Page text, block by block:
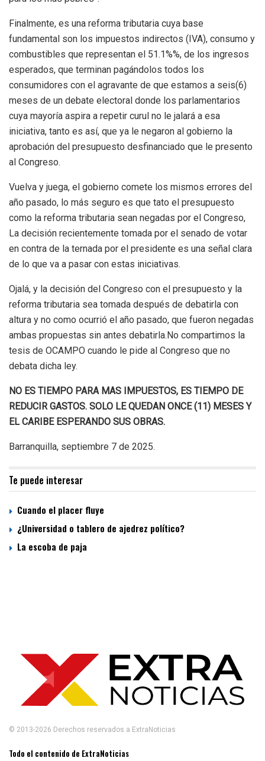
Finalmente, es una reforma tributaria cuya base
fundamental son los impuestos indirectos (IVA), consumo y
combustibles que representan el 51.1%%, de los ingresos
esperados, que terminan pagándolos todos los
consumidores con el agravante de que estamos a seis(6)
meses de un debate electoral donde los parlamentarios
cuya mayoría aspira a repetir curul no le jalará a esa
iniciativa, tanto es así, que ya le negaron al gobierno la
aprobación del presupuesto desfinanciado que le presento
al Congreso.
Vuelva y juega, el gobierno comete los mismos errores del
año pasado, lo más seguro es que tato el presupuesto
como la reforma tributaria sean negadas por el Congreso,
La decisión recientemente tomada por el senado de votar
en contra de la ternada por el presidente es una señal clara
de lo que va a pasar con estas iniciativas.
Ojalá, y la decisión del Congreso con el presupuesto y la
reforma tributaria sea tomada después de debatirla con
altura y no como ocurrió el año pasado, que fueron negadas
ambas propuestas sin antes debatirla.No compartimos la
tesis de OCAMPO cuando le pide al Congreso que no
debata dicha ley.
NO ES TIEMPO PARA MAS IMPUESTOS, ES TIEMPO DE
REDUCIR GASTOS. SOLO LE QUEDAN ONCE (11) MESESY
EL CARIBE ESPERANDO SUS OBRAS.
Barranquilla, septiembre 7 de 2025.
Te puede interesar
Cuando el placer fluye
¿Universidad o tablero de ajedrez político?
La escoba de paja
© 2013-2026 Derechos reservados a ExtraNoticias
Todo el contenido de ExtraNoticias